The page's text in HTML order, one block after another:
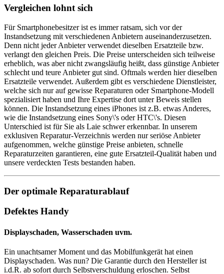
Vergleichen lohnt sich
Für Smartphonebesitzer ist es immer ratsam, sich vor der
Instandsetzung mit verschiedenen Anbietern auseinanderzusetzen.
Denn nicht jeder Anbieter verwendet dieselben Ersatzteile bzw.
verlangt den gleichen Preis. Die Preise unterscheiden sich teilweise
erheblich, was aber nicht zwangsläufig heißt, dass günstige Anbieter
schlecht und teure Anbieter gut sind. Oftmals werden hier dieselben
Ersatzteile verwendet. Außerdem gibt es verschiedene Dienstleister,
welche sich nur auf gewisse Reparaturen oder Smartphone-Modell
spezialisiert haben und Ihre Expertise dort unter Beweis stellen
können. Die Instandsetzung eines iPhones ist z.B. etwas Anderes,
wie die Instandsetzung eines Sony\'s oder HTC\'s. Diesen
Unterschied ist für Sie als Laie schwer erkennbar. In unserem
exklusiven Reparatur-Verzeichnis werden nur seriöse Anbieter
aufgenommen, welche günstige Preise anbieten, schnelle
Reparaturzeiten garantieren, eine gute Ersatzteil-Qualität haben und
unsere verdeckten Tests bestanden haben.
Der optimale Reparaturablauf
Defektes Handy
Displayschaden, Wasserschaden uvm.
Ein unachtsamer Moment und das Mobilfunkgerät hat einen
Displayschaden. Was nun? Die Garantie durch den Hersteller ist
i.d.R. ab sofort durch Selbstverschuldung erloschen. Selbst